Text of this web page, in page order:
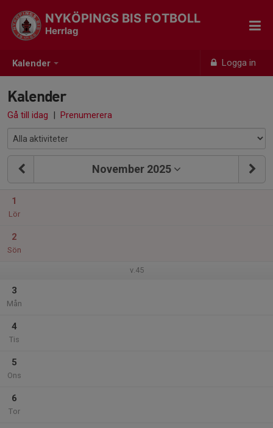
Kalender Logga in
NYKÖPINGS BIS FOTBOLL
Herrlag
Kalender
Gå till idag | Prenumerera
November 2025
1
Lör
2
Sön
v.45
3
Mån
4
Tis
5
Ons
6
Tor